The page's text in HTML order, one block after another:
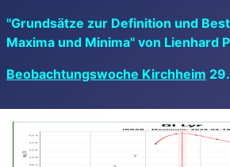
"Grundsätze zur Definition und
Maxima und Minima" von Lienhard
Beobachtungswoche Kirchheim